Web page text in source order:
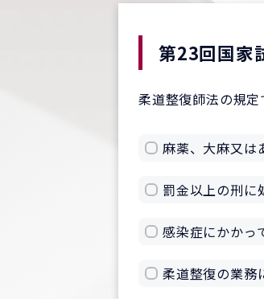
第23回国家
柔道整復師法の規定
麻薬、大麻又は
罰金以上の刑に
感染症にかかっ
柔道整復の業務